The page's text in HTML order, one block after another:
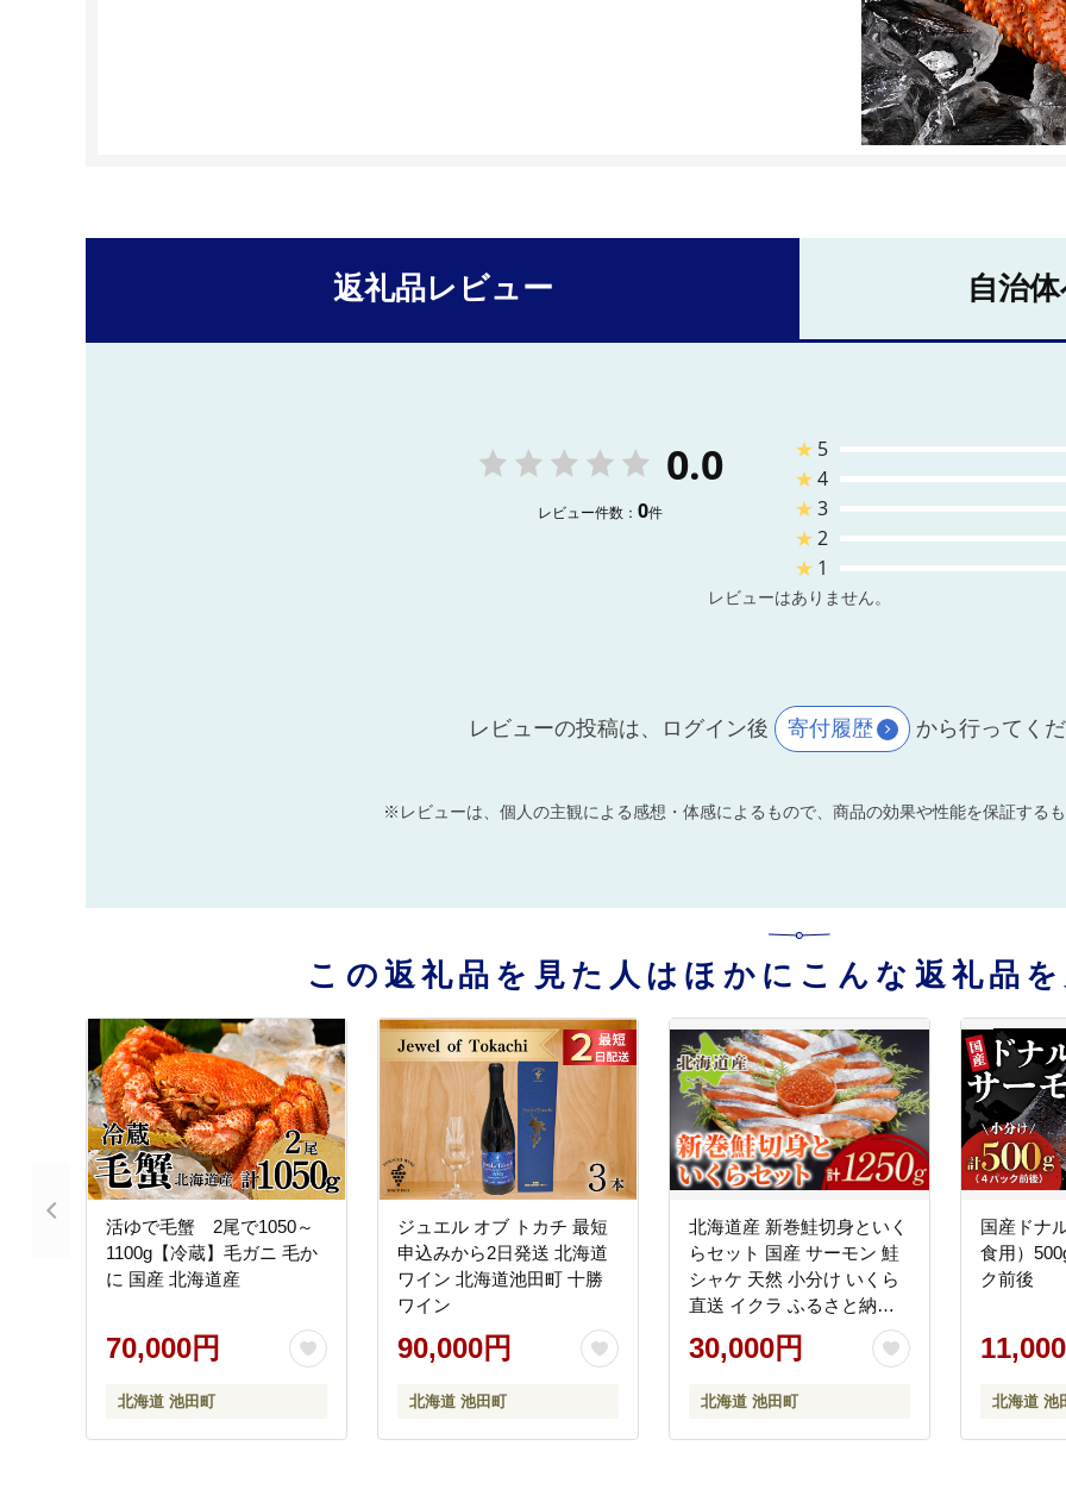
返礼品レビュー 自治
0.0
レビュー件数： 0件
★ 5
★4
★3
★2
★ 1
レビューはありません。
レビューの投稿は、ログイン後 寄付履歴 から行ってく
※レビューは、個人の主観による感想・体感によるもので、商品の効果や性能を保証する
この返礼品を見た人はほかにこんな返礼品
活ゆで毛蟹 2尾で1050～
1100g【冷蔵】毛ガニ 毛か
に 国産 北海道産
70,000円
北海道 池田町
ジュエル オブ トカチ 最短
申込みから2日発送 北海道
ワイン 北海道池田町 十勝
ワイン
90,000円
北海道 池田町
北海道産 新巻鮭切身といく
らセット 国産 サーモン 鮭
シャケ 天然 小分け いくら
直送 イクラ ふるさと納税
鮭 秋鮭 サケ シャケ 切り身
北海道 ふるさと 海鮮 魚 切
30,000円
北海道 池田町
国産ドナ
食用）
ク前後
北海道 池